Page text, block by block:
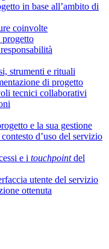
in base all’ambito di
coinvolte
strumenti e rituali
di progetto
tecnici collaborativi
e la sua gestione
d’uso del servizio
e i touchpointdel
utente del servizio
ottenuta